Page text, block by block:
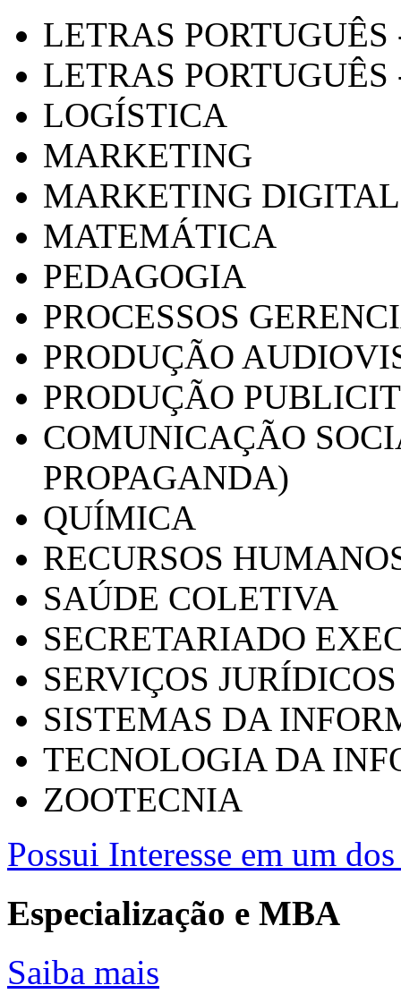
LETRAS
LETRAS PORTUGUÊS
LOGÍSTICA
MARKETING
MARKETING DIGITAL
MATEMÁTICA
PEDAGOGIA
PROCESSOS
PRODUÇÃO
PRODUÇÃO
COMUNICAÇÃO
PROPAGANDA)
QUÍMICA
RECURSOS
SAÚDE COLETIVA
SECRETARIADO
SERVIÇOS
SISTEMAS DA
TECNOLOGIA DA
ZOOTECNIA
Possui Interesse em um
Especialização e MBA
Saiba mais